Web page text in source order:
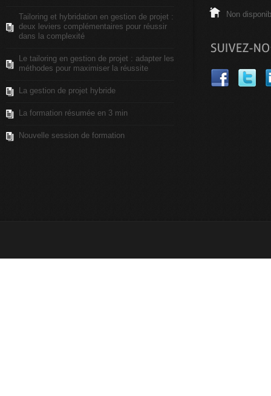
Tailoring et hybridation en gestion de projet :
deux leviers complémentaires pour réussir
dans la complexité
Le tailoring en gestion de projet : adapter les
méthodes pour maximiser la réussite
La gestion de projet hybride
La formation résumée en 3 min
Nouvelle session de formation
Non